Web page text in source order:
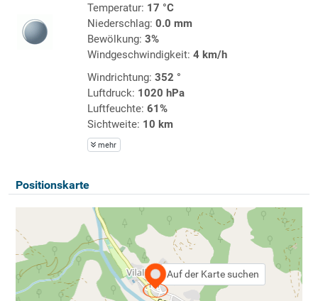
Temperatur: 17 °C
Niederschlag: 0.0 mm
Bewölkung: 3%
Windgeschwindigkeit: 4 km/h
Windrichtung: 352 °
Luftdruck: 1020 hPa
Luftfeuchte: 61%
Sichtweite: 10 km
mehr
Positionskarte
Auf der Karte suchen